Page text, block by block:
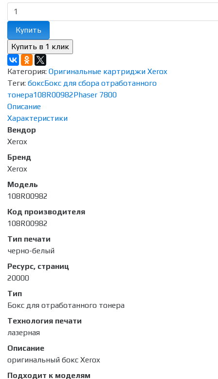
Купить
Категория: Оригинальные картриджи Xerox
Теги: боксБокс для сбора отработанного
тонера108R00982Phaser 7800
Описание
Характеристики
Вендор
Xerox
Бренд
Xerox
Модель
108R00982
Код производителя
108R00982
Тип печати
черно-белый
Ресурс, страниц
20000
Тип
Бокс для отработанного тонера
Технология печати
лазерная
Описание
оригинальный бокс Xerox
Подходит к моделям